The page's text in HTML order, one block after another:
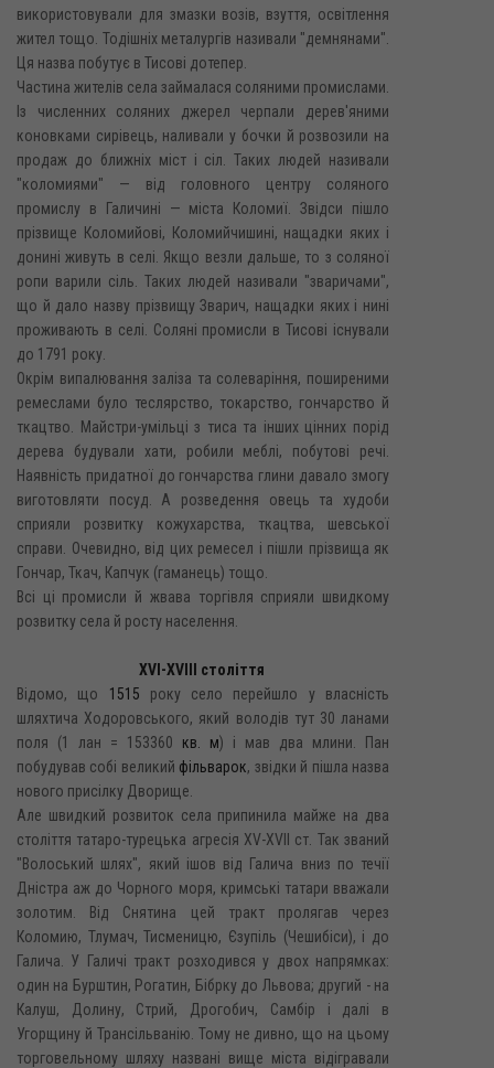
використовували для змазки возів, взуття, освітлення
жител тощо. Тодішніх металургів називали "демнянами".
Ця назва побутує в Тисові дотепер.
Частина жителів села займалася соляними промислами.
Із численних соляних джерел черпали дерев'яними
коновками сирівець, наливали у бочки й розвозили на
продаж до ближніх міст і сіл. Таких людей називали
"коломиями" — від головного центру соляного
промислу в Галичині — міста Коломиї. Звідси пішло
прізвище Коломийові, Коломийчишині, нащадки яких і
донині живуть в селі. Якщо везли дальше, то з соляної
ропи варили сіль. Таких людей називали "зваричами",
що й дало назву прізвищу Зварич, нащадки яких і нині
проживають в селі. Соляні промисли в Тисові існували
до 1791 року.
Окрім випалювання заліза та солеваріння, поширеними
ремеслами було теслярство, токарство, гончарство й
ткацтво. Майстри-умільці з тиса та інших цінних порід
дерева будували хати, робили меблі, побутові речі.
Наявність придатної до гончарства глини давало змогу
виготовляти посуд. А розведення овець та худоби
сприяли розвитку кожухарства, ткацтва, шевської
справи. Очевидно, від цих ремесел і пішли прізвища як
Гончар, Ткач, Капчук (гаманець) тощо.
Всі ці промисли й жвава торгівля сприяли швидкому
розвитку села й росту населення.
XVI-XVIII століття
Відомо, що 1515 року село перейшло у власність
шляхтича Ходоровського, який володів тут 30 ланами
поля (1 лан = 153360 кв. м) і мав два млини. Пан
побудував собі великий фільварок, звідки й пішла назва
нового присілку Дворище.
Але швидкий розвиток села припинила майже на два
століття татаро-турецька агресія XV-XVII ст. Так званий
"Волоський шлях", який ішов від Галича вниз по течії
Дністра аж до Чорного моря, кримські татари вважали
золотим. Від Снятина цей тракт пролягав через
Коломию, Тлумач, Тисменицю, Єзупіль (Чешибіси), і до
Галича. У Галичі тракт розходився у двох напрямках:
один на Бурштин, Рогатин, Бібрку до Львова; другий - на
Калуш, Долину, Стрий, Дрогобич, Самбір і далі в
Угорщину й Трансільванію. Тому не дивно, що на цьому
торговельному шляху названі вище міста відігравали